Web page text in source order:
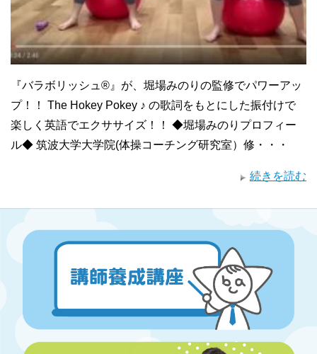
『バラボリッシュ®』が、堀場みのりの監修でパワーアッ
プ！！ The Hokey Pokey ♪ の歌詞をもとにした振付けで
楽しく英語でエクササイズ！！ ◆堀場みのりプロフィー
ル◆ 筑波大学大学院(体操コーチング研究室）修・・・
続きを読む